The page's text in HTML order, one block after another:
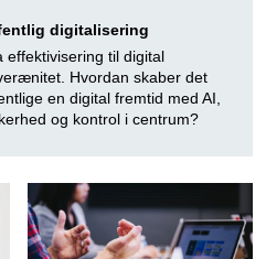
digitalisering
effektivisering til digital
Hvordan skaber det
en digital fremtid med AI,
og kontrol i centrum?